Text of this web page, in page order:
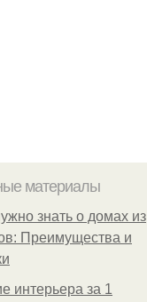
материалы
знать о домах из
Преимущества и
интерьера за 1